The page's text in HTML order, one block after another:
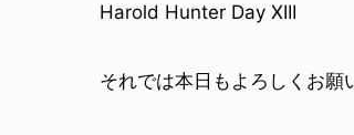
Harold Hunter Day XIII
それでは本日もよろしくお願